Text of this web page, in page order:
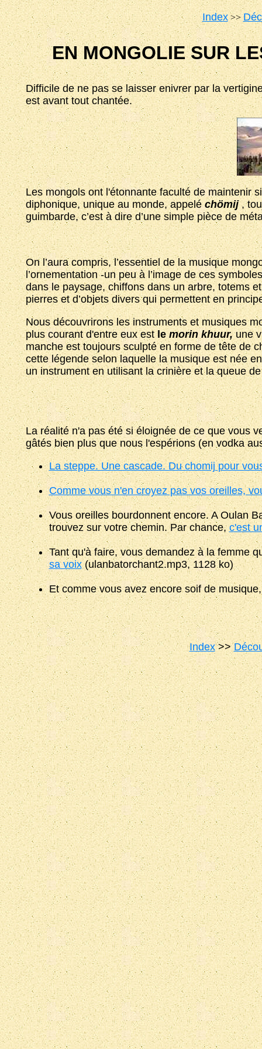
Index>>
EN MONGOLIE SUR
Difficile de ne pas se laisser enivrer par la
est avant tout chantée.
Les mongols ont l'étonnante faculté de maintenir
diphonique, unique au monde, appelé chömij ,
guimbarde, c’est à dire d’une simple pièce de
On l’aura compris, l’essentiel de la musique
l’ornementation -un peu à l’image de ces
dans le paysage, chiffons dans un arbre, totems
pierres et d’objets divers qui permettent en
Nous découvrirons les instruments et musiques
plus courant d'entre eux estlemorin khuur,une
manche est toujours sculpté en forme de tête de
cette légende selon laquelle la musique est née
un instrument en utilisant la crinière et la queue
La réalité n'a pas été si éloignée de ce que vous
gâtés bien plus que nous l'espérions (en vodka
La steppe. Une cascade. Du chomij pour
Comme vous n'en croyez pas vos oreilles,
Vous oreilles bourdonnent encore. A Oulan
trouvez sur votre chemin. Par chance,c'est
Tant qu'à faire, vous demandez à la femme
sa voix(ulanbatorchant2.mp3, 1128 ko)
Et comme vous avez encore soif de
Index>>